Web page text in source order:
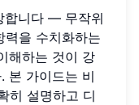
합니다 — 무작위
력을 수치화하는
해하는 것이 강
본 가이드는 비
히 설명하고 디